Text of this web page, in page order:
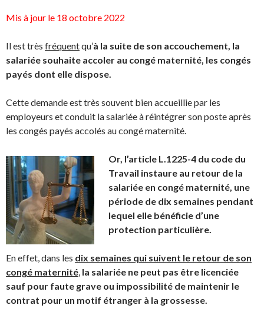
Mis à jour le 18 octobre 2022
Il est très fréquentqu’à la suite de son accouchement, la
salariée souhaite accoler au congé maternité, les congés
payés dont elle dispose.
Cette demande est très souvent bien accueillie par les
employeurs et conduit la salariée à réintégrer son poste après
les congés payés accolés au congé maternité.
Or, l’article L.1225-4 du code du
Travail instaure au retour de la
salariée en congé maternité, une
période de dix semaines pendant
lequel elle bénéficie d’une
protection particulière.
En effet, dans les dix semaines qui suivent le retour de son
congé maternité, la salariée ne peut pas être licenciée
sauf pour faute grave ou impossibilité de maintenir le
contrat pour un motif étranger à la grossesse.